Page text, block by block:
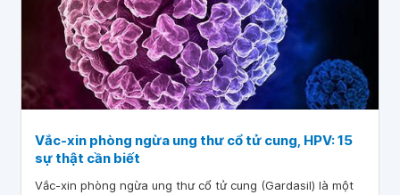
Vắc-xin phòng ngừa ung thư cổ tử cung, HPV: 15
sự thật cần biết
Vắc-xin phòng ngừa ung thư cổ tử cung (Gardasil) là một